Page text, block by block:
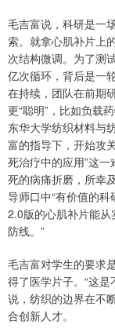
毛吉富说，科研是一
索。就拿心肌补片上
次结构微调。为了测
亿次循环，背后是一
在持续，团队在前期
更“聪明”，比如负载
东华大学纺织材料与
富的指导下，开始攻
死治疗中的应用”这
死的病痛折磨，所幸
导师口中“有价值的
2.0版的心肌补片能
防线。”
毛吉富对学生的要求
得了医学片子。“这
说，纺织的边界在不
合创新人才。